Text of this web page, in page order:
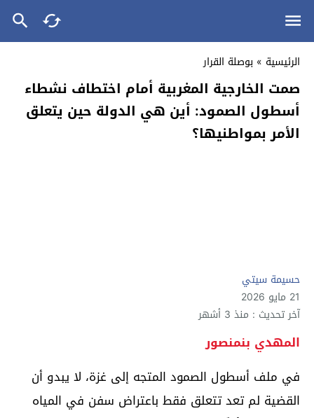
الرئيسية » بوصلة القرار
صمت الخارجية المغربية أمام اختطاف نشطاء
أسطول الصمود: أين هي الدولة حين يتعلق
الأمر بمواطنيها؟
حسيمة سيتي
21 مايو 2026
آخر تحديث : منذ 3 أشهر
المهدي بنمنصور
في ملف أسطول الصمود المتجه إلى غزة، لا يبدو أن
القضية لم تعد تتعلق فقط باعتراض سفن في المياه